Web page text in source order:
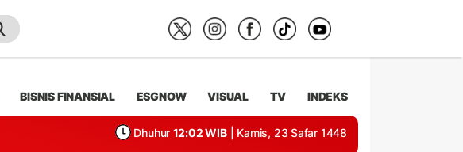
BISNIS FINANSIAL ESGNOW VISUAL TV INDEKS
Dhuhur 12:02 WIB | Kamis, 23 Safar 1448